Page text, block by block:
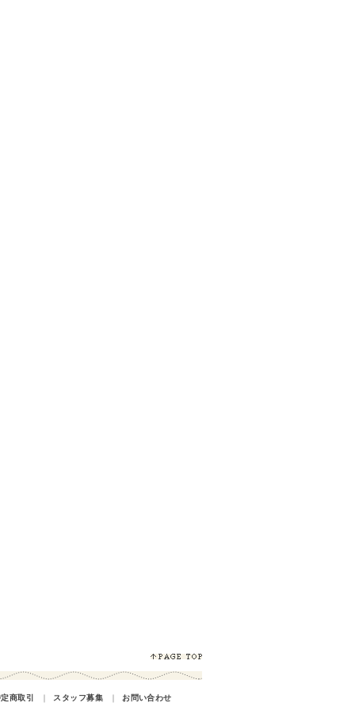
商取引 ｜ スタッフ募集 ｜ お問い合わせ